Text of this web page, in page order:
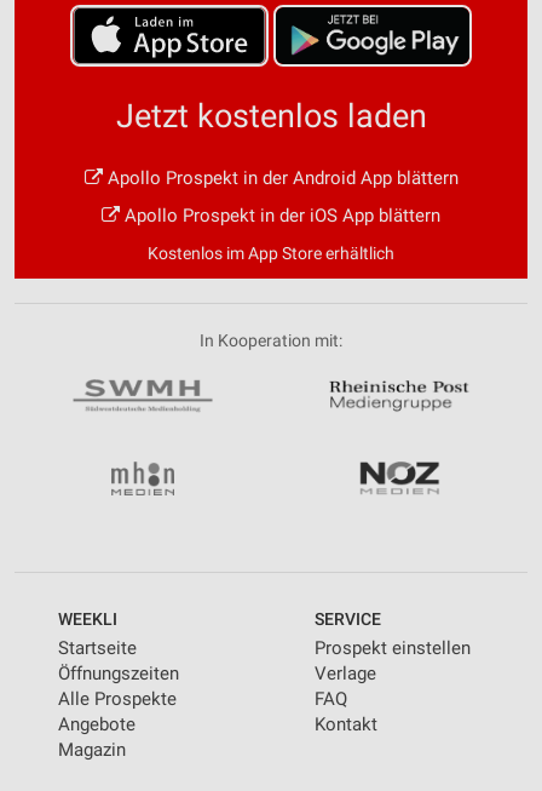
Jetzt kostenlos laden
Apollo Prospekt in der Android App blättern
Apollo Prospekt in der iOS App blättern
Kostenlos im App Store erhältlich
In Kooperation mit:
WEEKLI
Startseite
Öffnungszeiten
Alle Prospekte
Angebote
Magazin
SERVICE
Prospekt einstellen
Verlage
FAQ
Kontakt